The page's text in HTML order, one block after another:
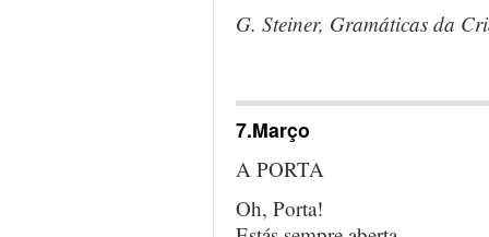
G. Steiner, Gramáticas da
7.Março
A PORTA
Oh, Porta!